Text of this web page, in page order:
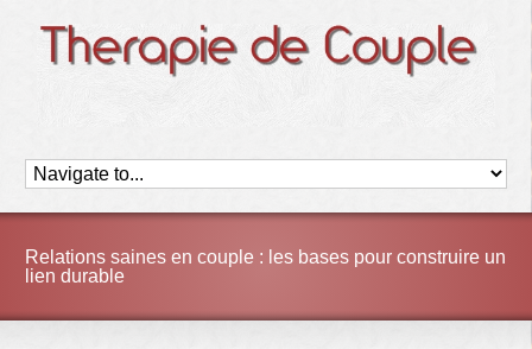
Relations saines en couple : les bases pour construire un
lien durable